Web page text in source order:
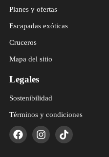
Planes y ofertas
Escapadas exóticas
Cruceros
Mapa del sitio
Legales
Sostenibilidad
Términos y condiciones